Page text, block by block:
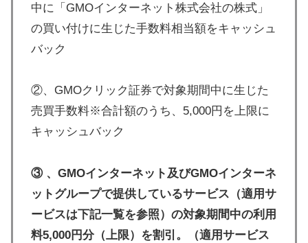
中に「GMOインターネット株式会社の株式」
の買い付けに生じた手数料相当額をキャッシュ
バック
②、GMOクリック証券で対象期間中に生じた
売買手数料※合計額のうち、5,000円を上限に
キャッシュバック
③ 、GMOインターネット及びGMOインターネ
ットグループで提供しているサービス（適用サ
ービスは下記一覧を参照）の対象期間中の利用
料5,000円分（上限）を割引。（適用サービス